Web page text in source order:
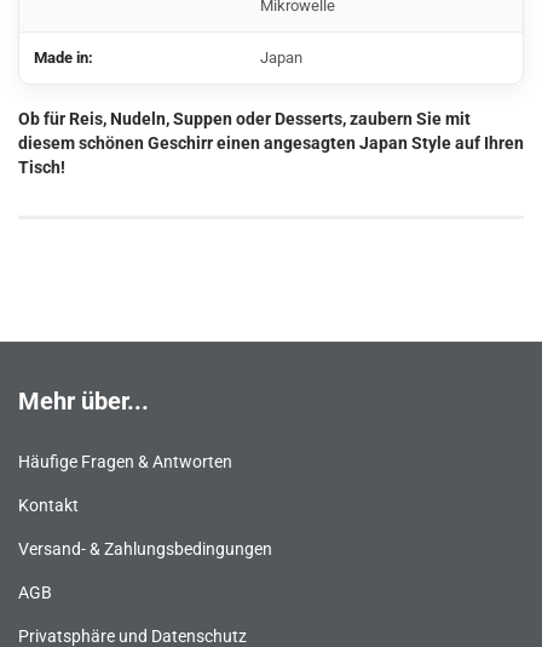
Mikrowelle
Made in: Japan
Ob für Reis, Nudeln, Suppen oder Desserts, zaubern Sie mit
diesem schönen Geschirr einen angesagten Japan Style auf Ihren
Tisch!
Mehr über...
Häufige Fragen & Antworten
Kontakt
Versand- & Zahlungsbedingungen
AGB
Privatsphäre und Datenschutz